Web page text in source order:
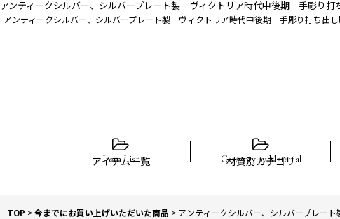
アンティークシルバー、シルバープレート製 ヴィクトリア時代中後期 手彫り
アンティークシルバー、シルバープレート製 ヴィクトリア時代中後期 手彫り打ち出
アイテム一覧 材質別カテゴリ
TOP >今までにお買い上げいただいた商品 > アンティークシルバー、シルバープレ